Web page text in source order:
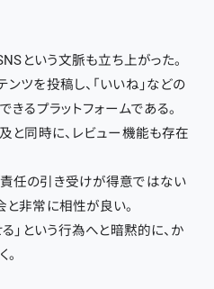
という文脈も立ち上がった。
ツを投稿し、「いいね」などの
きるプラットフォームである。
と同時に、レビュー機能も存在
任の引き受けが得意ではない
と非常に相性が良い。
る」という行為へと暗黙的に、か